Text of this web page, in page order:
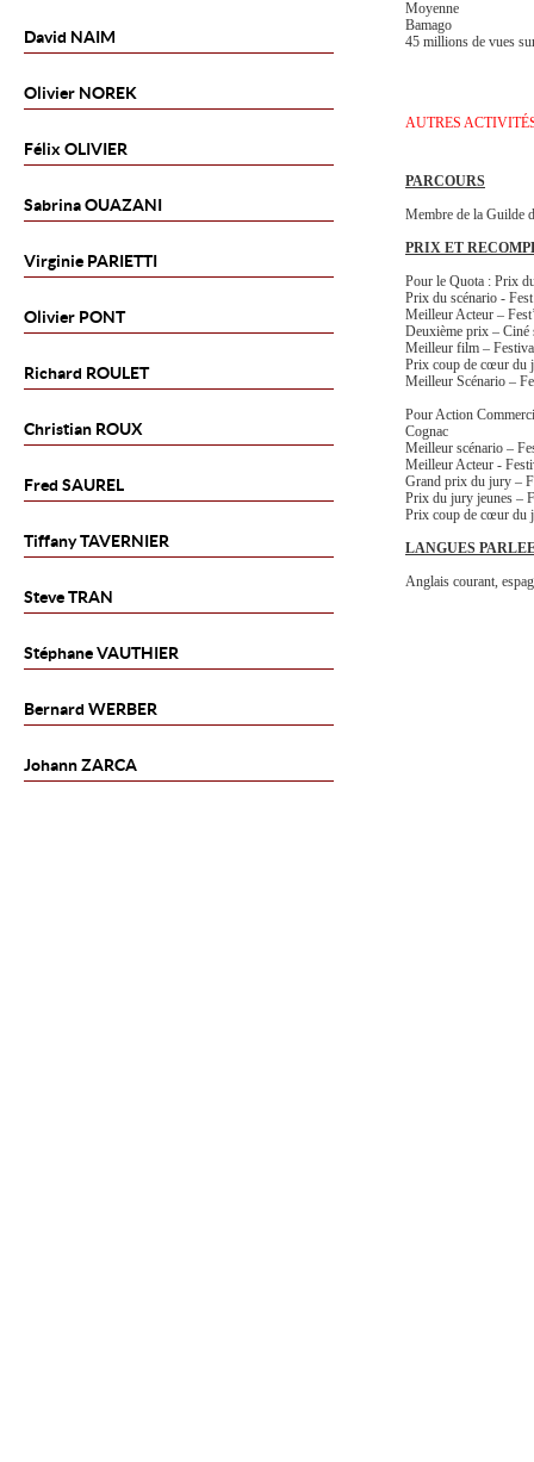
David NAIM
Olivier NOREK
Félix OLIVIER
SabrinaOUAZANI
Virginie PARIETTI
Olivier PONT
Richard ROULET
Christian ROUX
Fred SAUREL
TiffanyTAVERNIER
SteveTRAN
StéphaneVAUTHIER
Bernard WERBER
JohannZARCA
Moyenne
Bamago
45 millions de vues
AUTRES
PARCOURS
Membre de la Guilde
PRIX ET
Pour le Quota : Prix
Prix du scénario -
Meilleur Acteur –
Deuxième prix – Ciné
Meilleur film –
Prix coup de cœur du
Meilleur Scénario –
Pour Action
Cognac
Meilleur scénario –
Meilleur Acteur -
Grand prix du jury –
Prix du jury jeunes –
Prix coup de cœur du
LANGUES
Anglais courant,